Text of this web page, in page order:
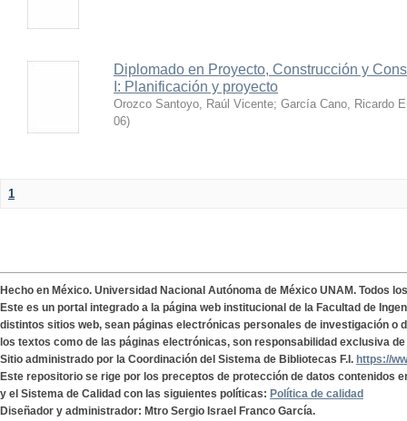
Diplomado en Proyecto, Construcción y
I: Planificación y proyecto
Orozco Santoyo, Raúl Vicente; García Cano, Ricardo
06)
1
Hecho en México. Universidad Nacional Autónoma de México UNAM. Todos
Este es un portal integrado a la página web institucional de la Facultad de
distintos sitios web, sean páginas electrónicas personales de investigación o
los textos como de las páginas electrónicas, son responsabilidad exclusiva
Sitio administrado por la Coordinación del Sistema de Bibliotecas F.I. https://
Este repositorio se rige por los preceptos de protección de datos contenidos
y el Sistema de Calidad con las siguientes políticas: Política de calidad
Diseñador y administrador: Mtro Sergio Israel Franco García.